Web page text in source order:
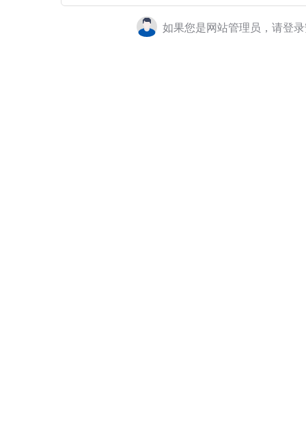
如果您是网站管理员，请登